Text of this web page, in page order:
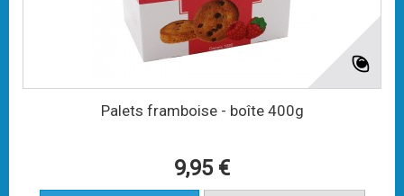
Palets framboise - boîte 400g
9,95 €